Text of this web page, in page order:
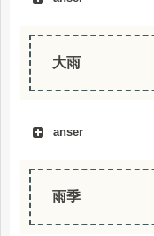
大雨
anser
雨季